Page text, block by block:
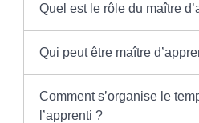
Quel est le rôle du maître
Qui peut être maître
Comment s’organise le
l’apprenti ?